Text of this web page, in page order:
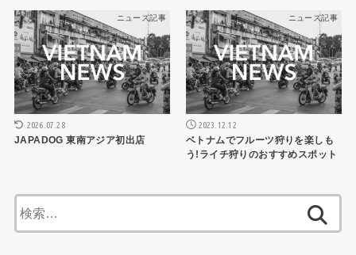
ニュース記事
2026.07.28
JAPADOG 東南アジア初出店
ニュース記事
2023.12.12
ベトナムでフルーツ狩りを楽しも
う!ライチ狩りのおすすめスポット
索: